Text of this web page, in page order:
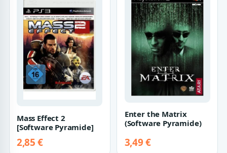
Mass Effect 2
[Software Pyramide]
2,85 €
Enter the Matrix
(Software Pyramide)
3,49 €